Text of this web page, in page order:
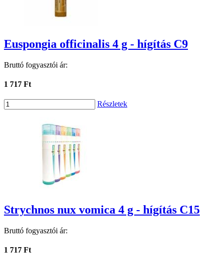
Euspongia officinalis 4 g - hígítás C9
Bruttó fogyasztói ár:
1 717 Ft
Részletek
Strychnos nux vomica 4 g - hígítás C15
Bruttó fogyasztói ár:
1 717 Ft